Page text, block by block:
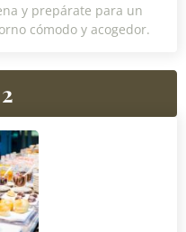
y prepárate para un
cómodo y acogedor.